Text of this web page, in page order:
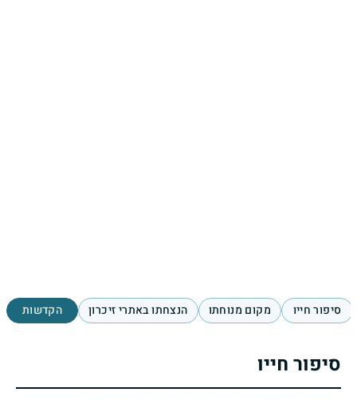
סיפור חייו מקום מנוחתו הנצחתו באתרי זיכרון הקדשות
סיפור חייו